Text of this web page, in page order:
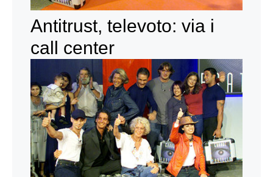
Antitrust, televoto: via i
call center